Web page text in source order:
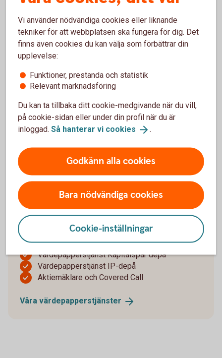
Våra värdepapperstjänster
Våra värdepappers-
tjänster
Vi har värdepapperstjänster för olika behov.
Vilken passar dig?
Värdepapperstjänst Bas
Värdepapperstjänst ISK
Värdepapperstjänst Kapitalspar depå
Värdepapperstjänst IP-depå
Aktiemäklare och Covered Call
Våra värdepapperstjänster
Vi använder nödvändiga cookies eller liknande
tekniker för att webbplatsen ska fungera för dig. Det
finns även cookies du kan välja som förbättrar din
upplevelse:
Funktioner, prestanda och statistik
Relevant marknadsföring
Du kan ta tillbaka ditt cookie-medgivande när du vill,
på cookie-sidan eller under din profil när du är
inloggad. Så hanterar vi cookies .
Godkänn alla cookies
Bara nödvändiga cookies
Cookie-inställningar